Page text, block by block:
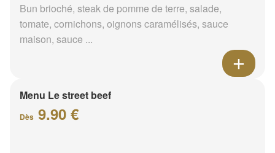
Bun brioché, steak de pomme de terre, salade,
tomate, cornichons, oignons caramélisés, sauce
maison, sauce ...
Menu Le street beef
Dès 9.90 €